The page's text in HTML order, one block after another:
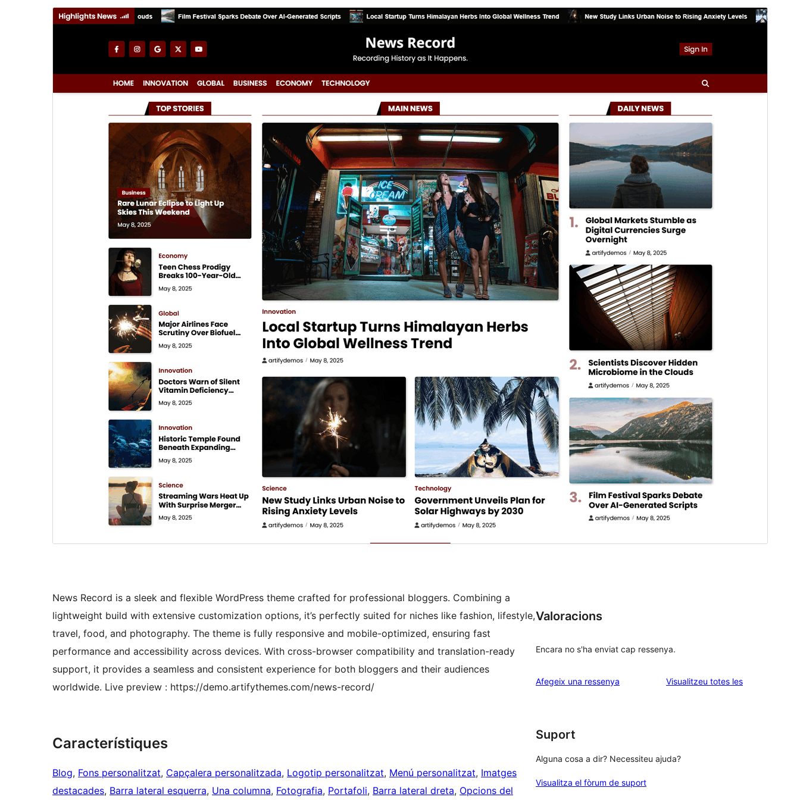
PrevisualitzaBaixa
16 de març de 2026
Pàgina d’inici del tema
News Record is a sleek and flexible WordPress theme crafted for professional bloggers. Combining a
lightweight build with extensive customization options, it’s perfectly suited for niches like fashion, lifestyle,
travel, food, and photography. The theme is fully responsive and mobile-optimized, ensuring fast
performance and accessibility across devices. With cross-browser compatibility and translation-ready
support, it provides a seamless and consistent experience for both bloggers and their audiences
worldwide. Live preview : https://demo.artifythemes.com/news-record/
Característiques
Blog, Fons personalitzat, Capçalera personalitzada, Logotip personalitzat, Menú personalitzat, Imatges
destacades, Barra lateral esquerra, Una columna, Fotografia, Portafoli, Barra lateral dreta, Opcions del
Valoracions
Encara no s'ha enviat cap ressenya.
Afegeix una ressenya Visualitzeu totes lesressenyes
Suport
Alguna cosa a dir? Necessiteu ajuda?
Visualitza el fòrum de suport